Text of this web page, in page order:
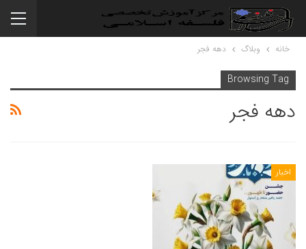
خانه وبلاگ دهه فجر
Browsing Tag
دهه فجر
اخبار